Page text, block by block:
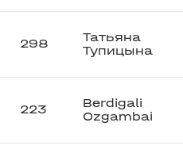
298
Татьяна
Тупицына
223
Berdigali
Ozgambai